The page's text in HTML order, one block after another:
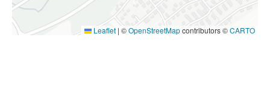
Leaflet | ©OpenStreetMapcontributors ©CARTO